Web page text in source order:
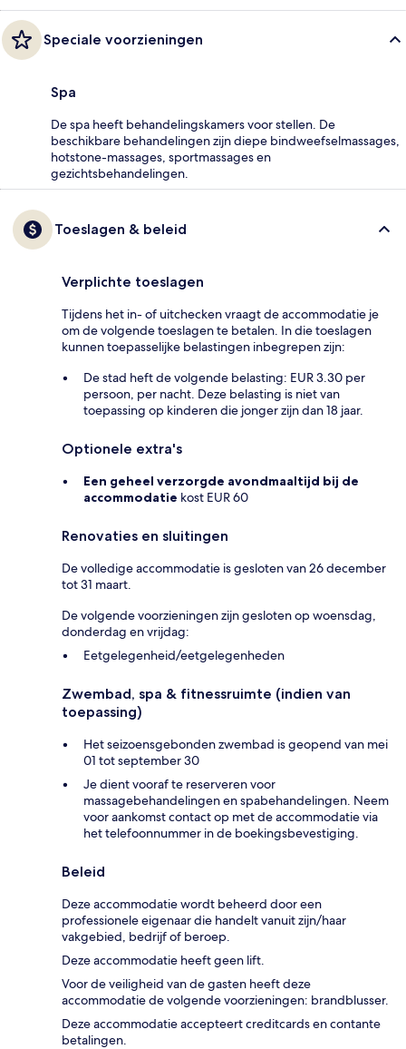
Speciale voorzieningen
Spa
De spa heeft behandelingskamers voor stellen. De
beschikbare behandelingen zijn diepe bindweefselmassages,
hotstone-massages, sportmassages en
gezichtsbehandelingen.
Toeslagen & beleid
Verplichte toeslagen
Tijdens het in- of uitchecken vraagt de accommodatie je
om de volgende toeslagen te betalen. In die toeslagen
kunnen toepasselijke belastingen inbegrepen zijn:
De stad heft de volgende belasting: EUR 3.30 per
persoon, per nacht. Deze belasting is niet van
toepassing op kinderen die jonger zijn dan 18 jaar.
Optionele extra's
Een geheel verzorgde avondmaaltijd bij de
accommodatie kost EUR 60
Renovaties en sluitingen
De volledige accommodatie is gesloten van 26 december
tot 31 maart.
De volgende voorzieningen zijn gesloten op woensdag,
donderdag en vrijdag:
Eetgelegenheid/eetgelegenheden
Zwembad, spa & fitnessruimte (indien van
toepassing)
Het seizoensgebonden zwembad is geopend van mei
01 tot september 30
Je dient vooraf te reserveren voor
massagebehandelingen en spabehandelingen. Neem
voor aankomst contact op met de accommodatie via
het telefoonnummer in de boekingsbevestiging.
Beleid
Deze accommodatie wordt beheerd door een
professionele eigenaar die handelt vanuit zijn/haar
vakgebied, bedrijf of beroep.
Deze accommodatie heeft geen lift.
Voor de veiligheid van de gasten heeft deze
accommodatie de volgende voorzieningen: brandblusser.
Deze accommodatie accepteert creditcards en contante
betalingen.